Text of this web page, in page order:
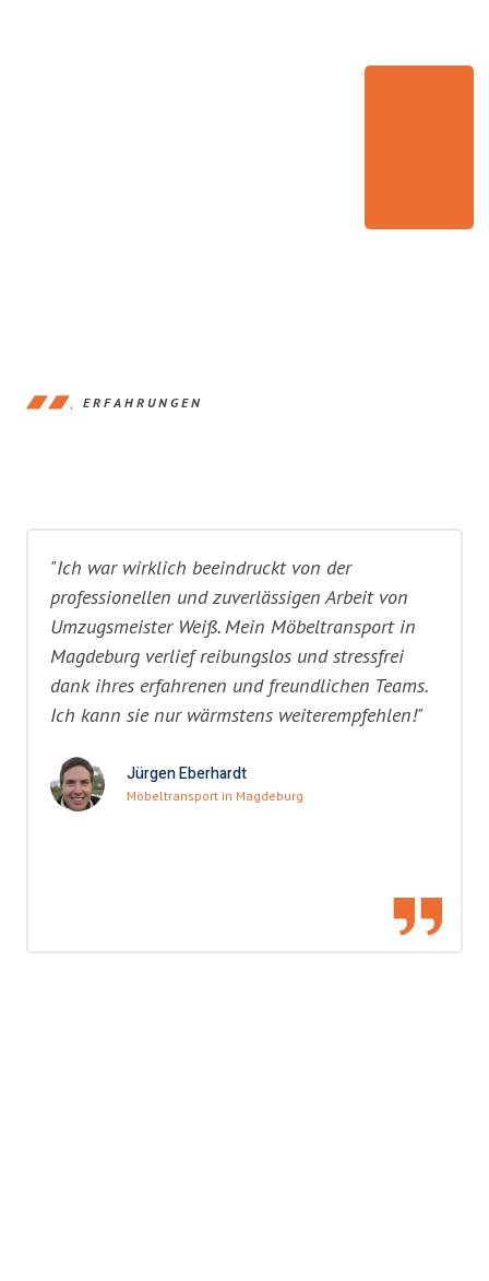
ERFAHRUNGEN
"Ich war wirklich beeindruckt von der
professionellen und zuverlässigen Arbeit von
Umzugsmeister Weiß. Mein Möbeltransport in
Magdeburg verlief reibungslos und stressfrei
dank ihres erfahrenen und freundlichen Teams.
Ich kann sie nur wärmstens weiterempfehlen!"
Jürgen Eberhardt
Möbeltransport in Magdeburg